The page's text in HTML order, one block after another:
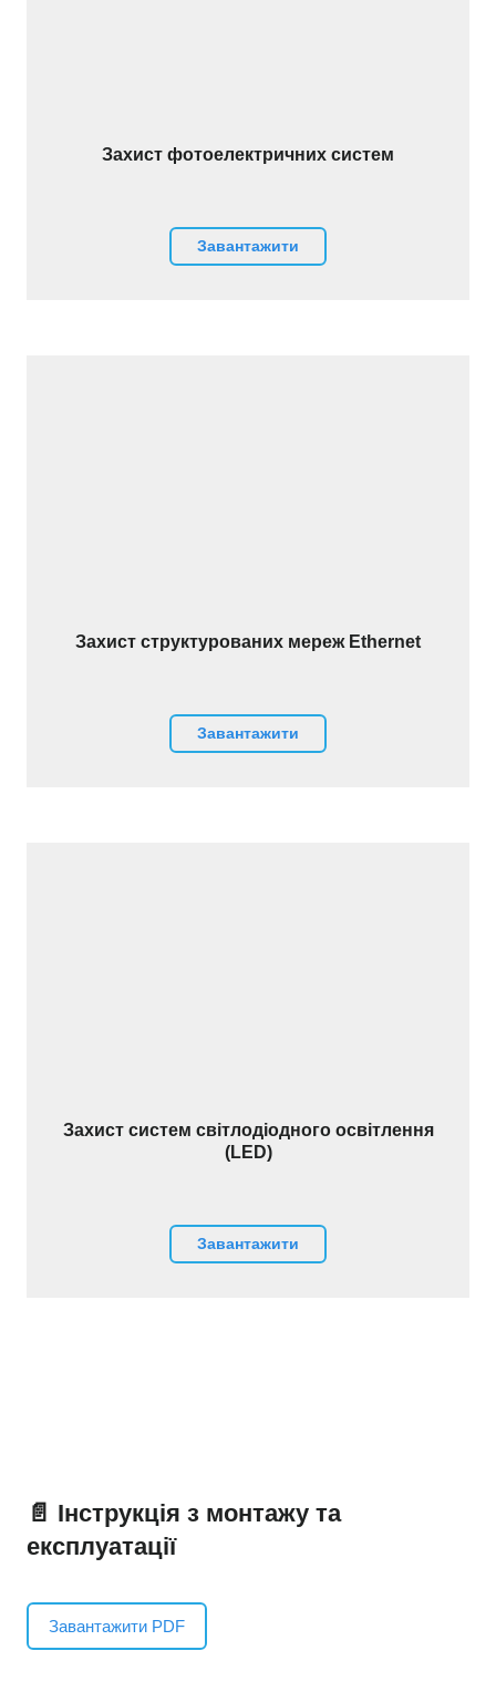
Захист фотоелектричних систем
Завантажити
Захист структурованих мереж Ethernet
Завантажити
Захист систем світлодіодного освітлення
(LED)
Завантажити
📄 Інструкція з монтажу та
експлуатації
Завантажити PDF